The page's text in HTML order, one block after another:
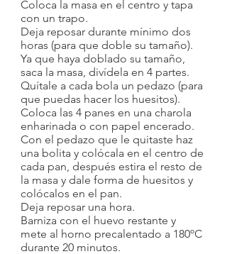
Coloca la masa en el centro y tapa
con un trapo.
Deja reposar durante mínimo dos
horas (para que doble su tamaño).
Ya que haya doblado su tamaño,
saca la masa, divídela en 4 partes.
Quítale a cada bola un pedazo (para
que puedas hacer los huesitos).
Coloca las 4 panes en una charola
enharinada o con papel encerado.
Con el pedazo que le quitaste haz
una bolita y colócala en el centro de
cada pan, después estira el resto de
la masa y dale forma de huesitos y
colócalos en el pan.
Deja reposar una hora.
Barniza con el huevo restante y
mete al horno precalentado a 180ºC
durante 20 minutos.